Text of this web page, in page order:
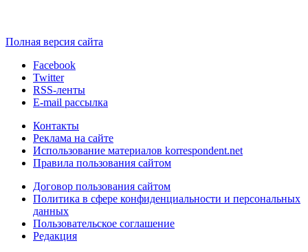
Полная версия сайта
Facebook
Twitter
RSS-ленты
E-mail рассылка
Контакты
Реклама на сайте
Использование материалов korrespondent.net
Правила пользования сайтом
Договор пользования сайтом
Политика в сфере конфиденциальности и персональных
данных
Пользовательское соглашение
Редакция